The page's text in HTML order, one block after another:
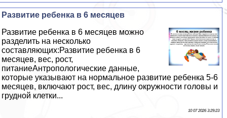
Развитие ребенка в 6 месяцев
Развитие ребенка в 6 месяцев можно
разделить на несколько
составляющих:Развитие ребенка в 6
месяцев, вес, рост,
питаниеАнтропологические данные,
которые указывают на нормальное развитие ребенка 5-6
месяцев, включают рост, вес, длину окружности головы и
грудной клетки...
10 07 2026 3:29:23